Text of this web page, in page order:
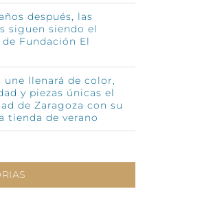
después, las
siguen siendo el
Fundación El
une llenará de color,
y piezas únicas el
de Zaragoza con su
tienda de verano